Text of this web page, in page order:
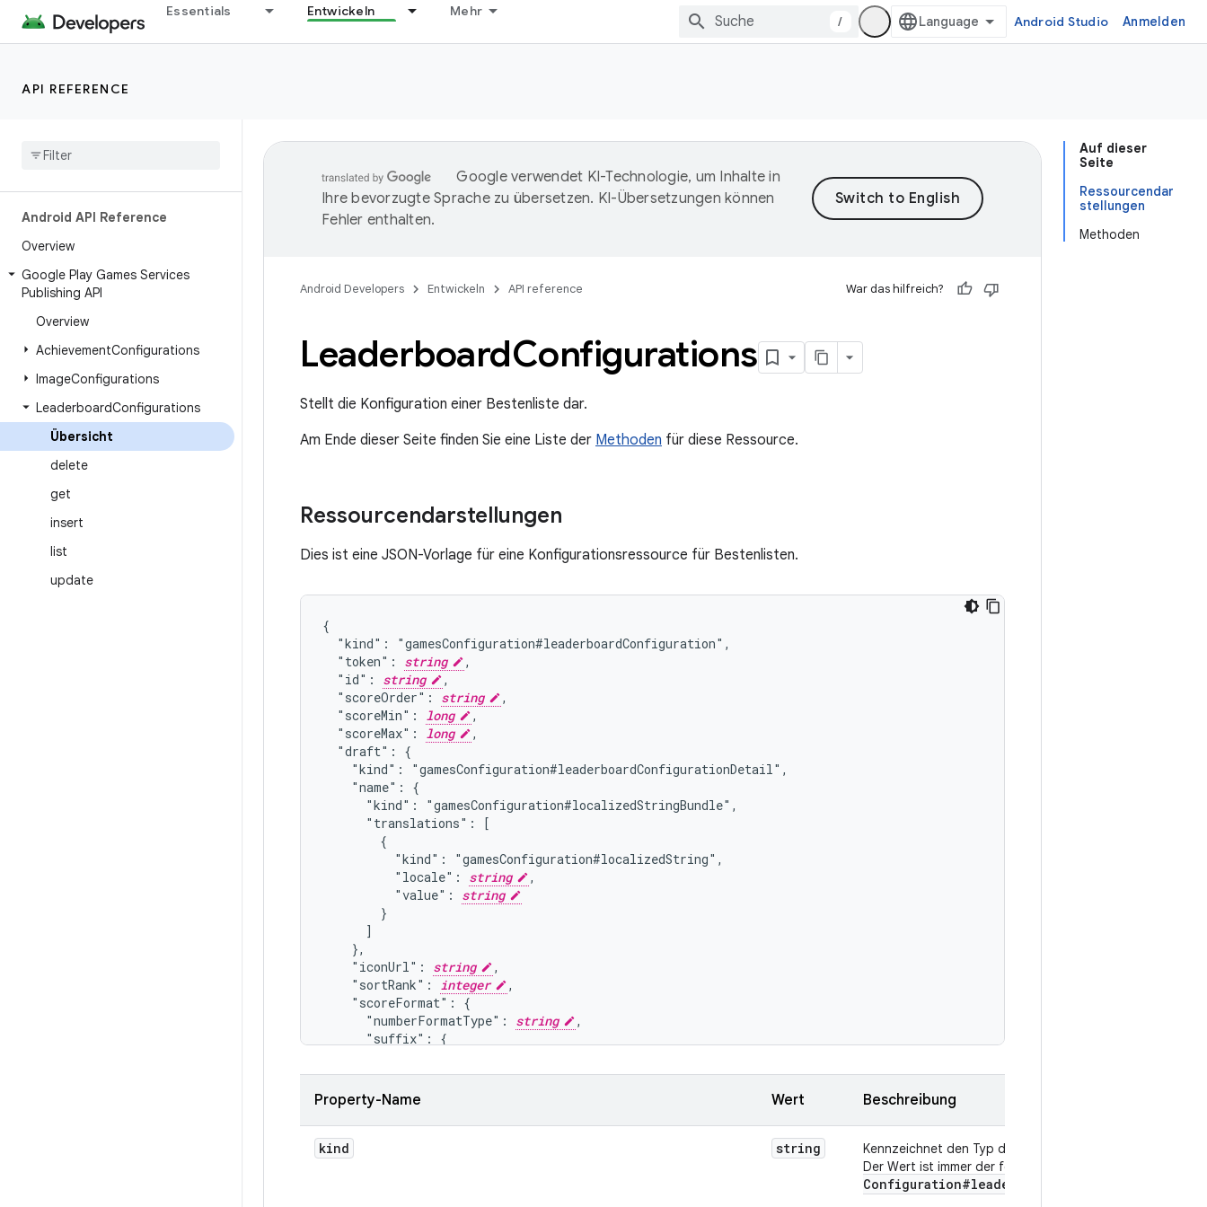
Essentials Entwickeln Mehr
/ Android Studio Anmelden
API REFERENCE
Android API Reference
Overview
Google Play Games Services
Publishing API
Overview
AchievementConfigurations
ImageConfigurations
LeaderboardConfigurations
Übersicht
delete
get
insert
list
update
Auf dieser
Seite
Ressourcendar
stellungen
Methoden
Google verwendet KI-Technologie, um Inhalte in
Ihre bevorzugte Sprache zu übersetzen. KI-Übersetzungen können
Fehler enthalten.
Android Developers Entwickeln API reference War das hilfreich?
LeaderboardConfigurations
Stellt die Konfiguration einer Bestenliste dar.
Am Ende dieser Seite finden Sie eine Liste der Methoden für diese Ressource.
Ressourcendarstellungen
Dies ist eine JSON-Vorlage für eine Konfigurationsressource für Bestenlisten.
{
  "kind": "gamesConfiguration#leaderboardConfiguration",
  "token":
string
,
  "id":
string
,
  "scoreOrder":
string
,
  "scoreMin":
long
,
  "scoreMax":
long
,
  "draft": {
    "kind": "gamesConfiguration#leaderboardConfigurationDetail",
    "name": {
      "kind": "gamesConfiguration#localizedStringBundle",
      "translations": [
        {
          "kind": "gamesConfiguration#localizedString",
          "locale":
string
,
          "value":
string
        }
      ]
    },
    "iconUrl":
string
,
    "sortRank":
integer
,
    "scoreFormat": {
      "numberFormatType":
string
,
      "suffix": {
          "kind": "gamesConfiguration#localizedStringBundle",
          "translations": [
            {
              "kind": "gamesConfiguration#localizedString",
              "locale":
              "value":
Property-Name Wert Beschreibung
kind string
Kennzeichnet den Typ dieser Ressource eindeutig.
Der Wert ist immer der feste String
Configuration#leaderboard